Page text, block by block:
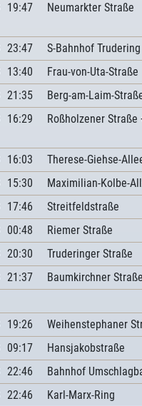
19:47 Neumarkter Straße
23:47 S-Bahnhof Trudering
13:40 Frau-von-Uta-Straße
21:35 Berg-am-Laim-
16:29 Roßholzener
16:03 Therese-Giehse-
15:30 Maximilian-Kolbe-
17:46 Streitfeldstraße
00:48 Riemer Straße
20:30 Truderinger Straße
21:37 Baumkirchner Straße
19:26 Weihenstephaner
09:17 Hansjakobstraße
22:46 Bahnhof
22:46 Karl-Marx-Ring